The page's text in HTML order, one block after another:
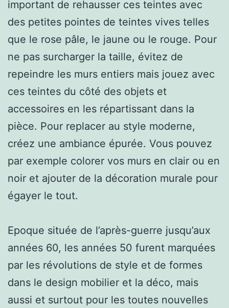
important de rehausser ces teintes avec
des petites pointes de teintes vives telles
que le rose pâle, le jaune ou le rouge. Pour
ne pas surcharger la taille, évitez de
repeindre les murs entiers mais jouez avec
ces teintes du côté des objets et
accessoires en les répartissant dans la
pièce. Pour replacer au style moderne,
créez une ambiance épurée. Vous pouvez
par exemple colorer vos murs en clair ou en
noir et ajouter de la décoration murale pour
égayer le tout.
Epoque située de l’après-guerre jusqu’aux
années 60, les années 50 furent marquées
par les révolutions de style et de formes
dans le design mobilier et la déco, mais
aussi et surtout pour les toutes nouvelles